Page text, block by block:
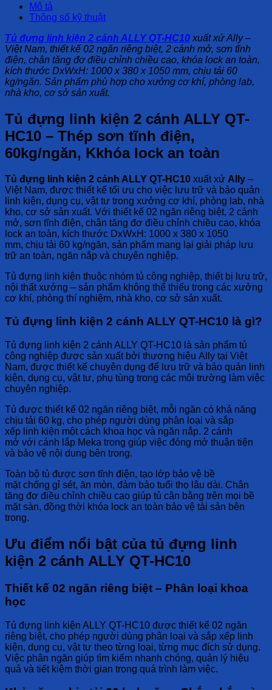
Mô tả
Thông số kỹ thuật
Tủ đựng linh kiện 2 cánh ALLY QT-HC10 xuất xứAlly –
Việt Nam, thiết kế 02 ngăn riêng biệt, 2 cánh mở, sơn tĩnh
điện, chân tăng đơ điều chỉnh chiều cao, khóa lock an toàn,
kích thước DxWxH: 1000 x 380 x 1050 mm, chịu tải 60
kg/ngăn. Sản phẩm phù hợp cho xưởng cơ khí, phòng lab,
nhà kho, cơ sở sản xuất.
Tủ đựng linh kiện 2 cánh ALLY QT-
HC10 – Thép sơn tĩnh điện,
60kg/ngăn, Kkhóa lock an toàn
Tủ đựng linh kiện 2 cánh ALLY QT-HC10 xuất xứ Ally –
Việt Nam, được thiết kế tối ưu cho việc lưu trữ và bảo quản
linh kiện, dụng cụ, vật tư trong xưởng cơ khí, phòng lab, nhà
kho, cơ sở sản xuất. Với thiết kế 02 ngăn riêng biệt, 2 cánh
mở, sơn tĩnh điện, chân tăng đơ điều chỉnh chiều cao, khóa
lock an toàn, kích thước DxWxH: 1000 x 380 x 1050
mm, chịu tải 60 kg/ngăn, sản phẩm mang lại giải pháp lưu
trữ an toàn, ngăn nắp và chuyên nghiệp.
Tủ đựng linh kiện thuộc nhóm tủ công nghiệp, thiết bị lưu trữ,
nội thất xưởng – sản phẩm không thể thiếu trong các xưởng
cơ khí, phòng thí nghiệm, nhà kho, cơ sở sản xuất.
Tủ đựng linh kiện 2 cánh ALLY QT-HC10 là gì?
Tủ đựng linh kiện 2 cánh ALLY QT-HC10 là sản phẩm tủ
công nghiệp được sản xuất bởi thương hiệu Ally tại Việt
Nam, được thiết kế chuyên dụng để lưu trữ và bảo quản linh
kiện, dụng cụ, vật tư, phụ tùng trong các môi trường làm việc
chuyên nghiệp.
Tủ được thiết kế 02 ngăn riêng biệt, mỗi ngăn có khả năng
chịu tải 60 kg, cho phép người dùng phân loại và sắp
xếp linh kiện một cách khoa học và ngăn nắp. 2 cánh
mở với cánh lắp Meka trong giúp việc đóng mở thuận tiện
và bảo vệ nội dung bên trong.
Toàn bộ tủ được sơn tĩnh điện, tạo lớp bảo vệ bề
mặtchống gỉ sét, ăn mòn, đảm bảo tuổi thọ lâu dài. Chân
tăng đơ điều chỉnh chiều cao giúp tủ cân bằng trên mọi bề
mặt sàn, đồng thời khóa lock an toàn bảo vệ tài sản bên
trong.
Ưu điểm nổi bật của tủ đựng linh
kiện 2 cánh ALLY QT-HC10
Thiết kế 02 ngăn riêng biệt – Phân loại khoa
học
Tủ đựng linh kiện ALLY QT-HC10 được thiết kế 02 ngăn
riêng biệt, cho phép người dùng phân loại và sắp xếp linh
kiện, dụng cụ, vật tư theo từng loại, từng mục đích sử dụng.
Việc phân ngăn giúp tìm kiếm nhanh chóng, quản lý hiệu
quả và tiết kiệm thời gian trong quá trình làm việc.